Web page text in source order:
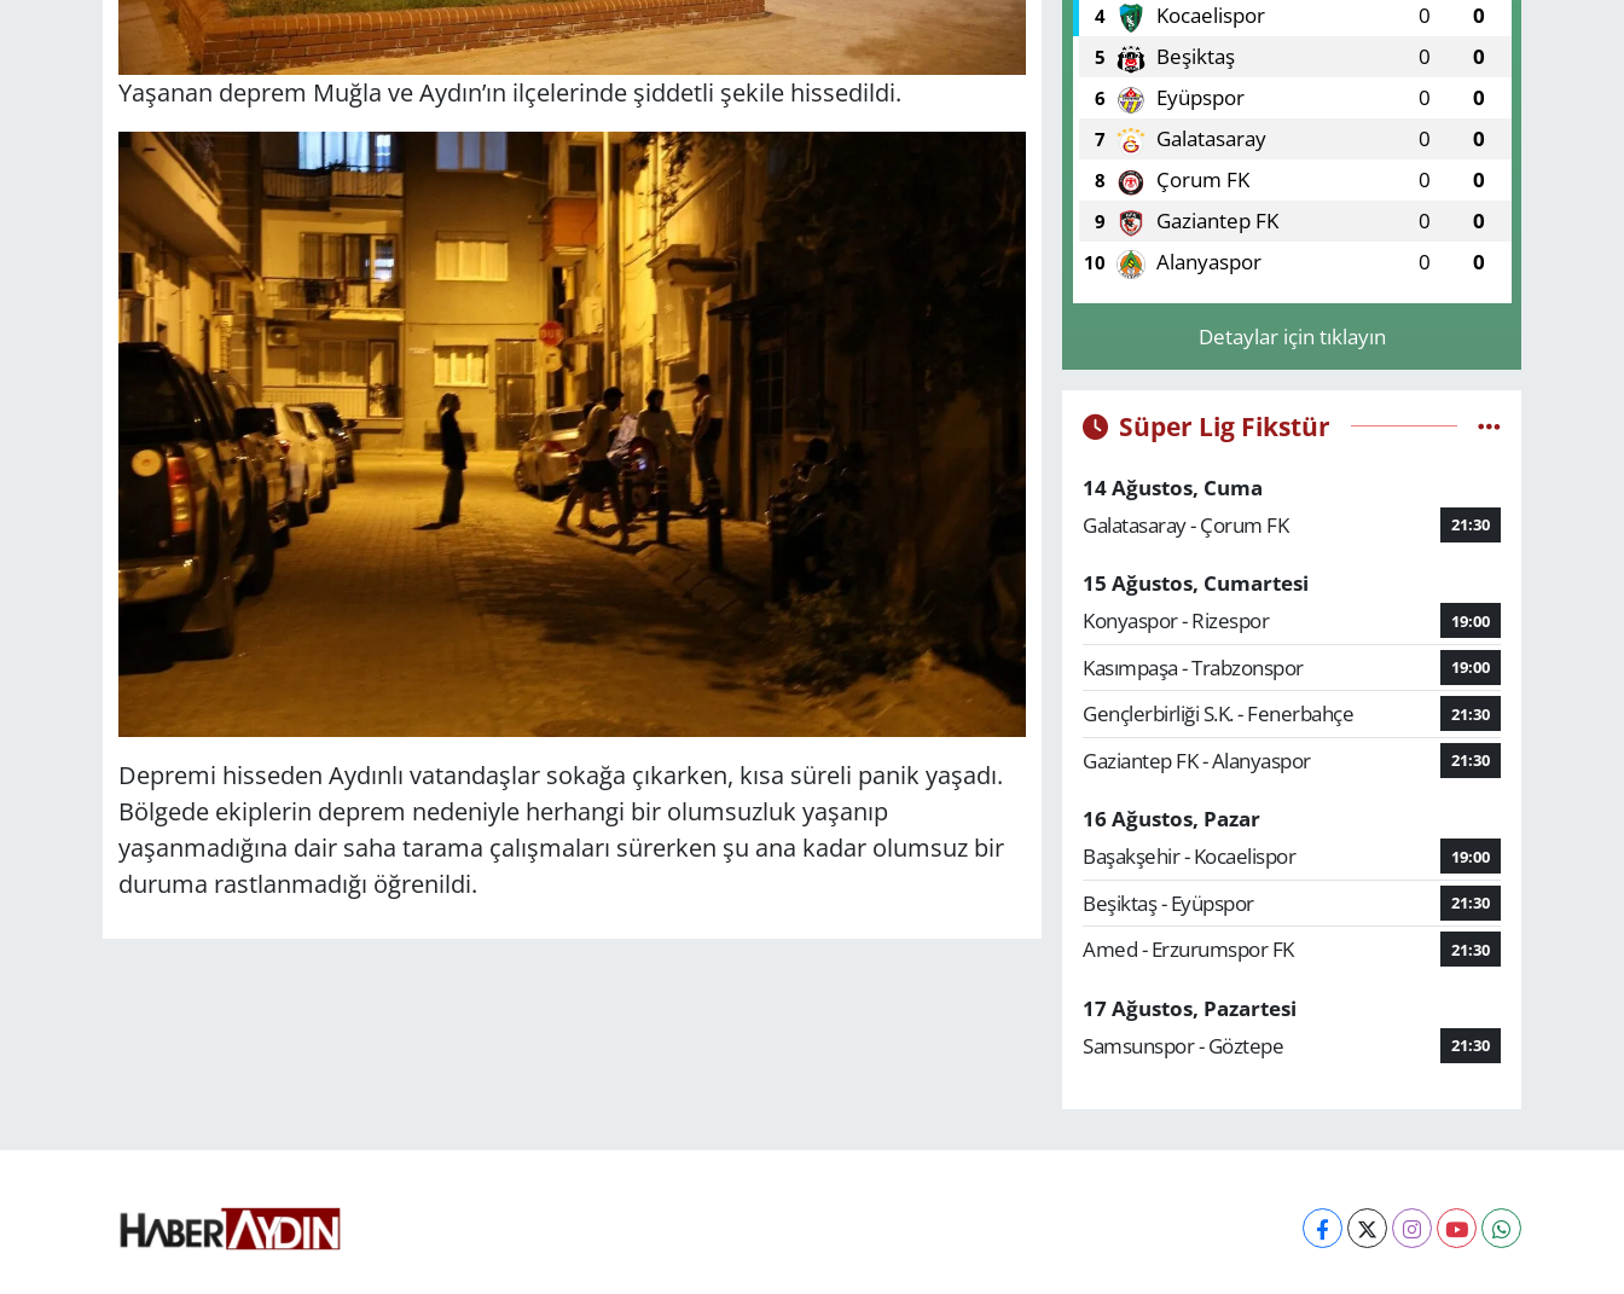
Yaşanan deprem Muğla ve Aydın’ın ilçelerinde şiddetli şekile hissedildi.
Depremi hisseden Aydınlı vatandaşlar sokağa çıkarken, kısa süreli panik yaşadı.
Bölgede ekiplerin deprem nedeniyle herhangi bir olumsuzluk yaşanıp
yaşanmadığına dair saha tarama çalışmaları sürerken şu ana kadar olumsuz bir
duruma rastlanmadığı öğrenildi.
4 Kocaelispor 0 0
5 Beşiktaş 0 0
6 Eyüpspor 0 0
7 Galatasaray 0 0
8 Çorum FK 0 0
9 Gaziantep FK 0 0
10 Alanyaspor 0 0
Detaylar için tıklayın
Süper Lig Fikstür
14 Ağustos, Cuma
Galatasaray - Çorum FK
21:30
15 Ağustos, Cumartesi
Konyaspor - Rizespor
19:00
Kasımpaşa - Trabzonspor 19:00
Gençlerbirliği S.K. - Fenerbahçe 21:30
Gaziantep FK - Alanyaspor 21:30
16 Ağustos, Pazar
Başakşehir - Kocaelispor
19:00
Beşiktaş - Eyüpspor 21:30
Amed - Erzurumspor FK 21:30
17 Ağustos, Pazartesi
Samsunspor - Göztepe
21:30